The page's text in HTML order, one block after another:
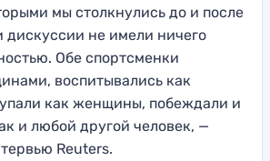
мы столкнулись до и после
не имели ничего
Обе спортсменки
воспитывались как
как женщины, побеждали и
и любой другой человек, —
Reuters.